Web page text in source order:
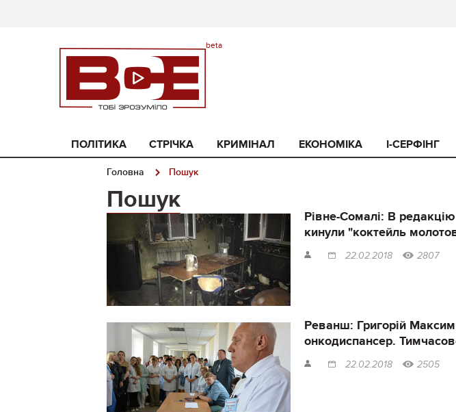
ПОЛІТИКА СТРІЧКА КРИМІНАЛ ЕКОНОМІКА I-СЕРФІНГ
Головна Пошук
Пошук
Рівне-Сомалі: В
кинули "коктейль
22.02.2018 2807
Реванш: Григорій
онкодиспансер.
22.02.2018 2505